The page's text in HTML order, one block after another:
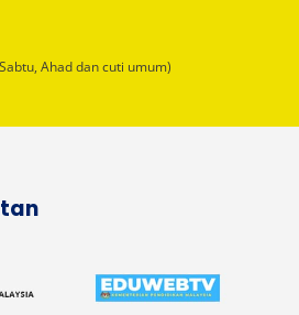
Ahad dan cuti umum)